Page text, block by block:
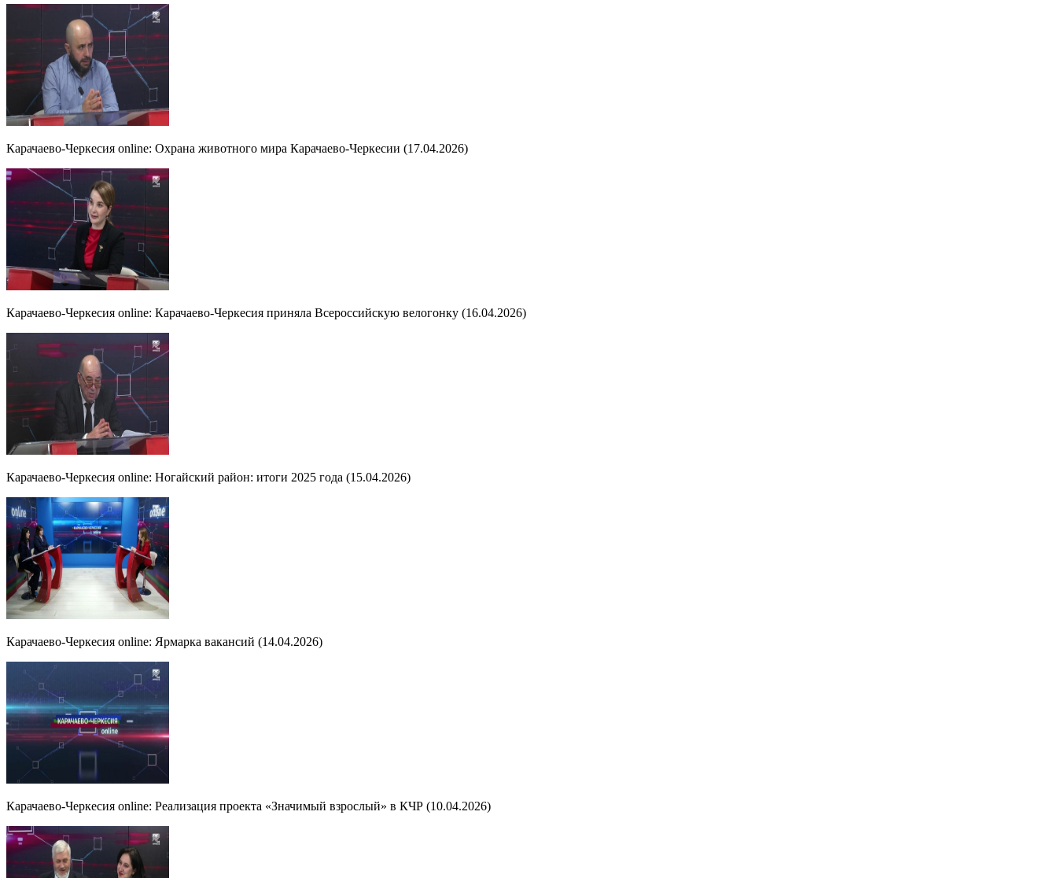
Карачаево-Черкесия online: Охрана животного мира Карачаево-Черкесии (17.04.2026)
Карачаево-Черкесия online: Карачаево-Черкесия приняла Всероссийскую велогонку (16.04.2026)
Карачаево-Черкесия online: Ногайский район: итоги 2025 года (15.04.2026)
Карачаево-Черкесия online: Ярмарка вакансий (14.04.2026)
Карачаево-Черкесия online: Реализация проекта «Значимый взрослый» в КЧР (10.04.2026)